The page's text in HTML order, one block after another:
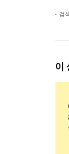
검
이